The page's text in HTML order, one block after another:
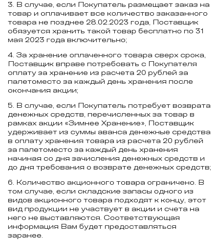
В случае, если Покупатель размещает заказ на
товар и оплачивает все количество заказанного
товара не позднее 28.02.2023 года, Поставщик
обязуется хранить такой товар бесплатно по 31
мая 2023 года включительно;
За хранение оплаченного товара сверх срока,
Поставщик вправе потребовать с Покупателя
оплату за хранение из расчета 20 рублей за
палетоместо за каждый день хранения после
окончания акции;
В случае, если Покупатель потребует возврата
денежных средств, перечисленных за товар в
рамках акции «Зимнее Хранение», Поставщик
удерживает из суммы аванса денежные средства
в оплату хранения товара из расчета 20 рублей
за палетоместо за каждый день хранения
начиная со дня зачисления денежных средств и
до дня требования о возврате денежных средств;
Количество акционного товара ограничено. В
том случае, если складские запасы одного из
видов акционного товара подходят к концу, этот
вид продукции не участвует в акции и счета на
него не выставляются. Соответствующая
информация Вам будет предоставляться
заранее.